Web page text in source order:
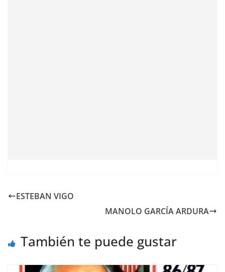
ESTEBAN VIGO
MANOLO GARCÍA ARDURA
También te puede gustar